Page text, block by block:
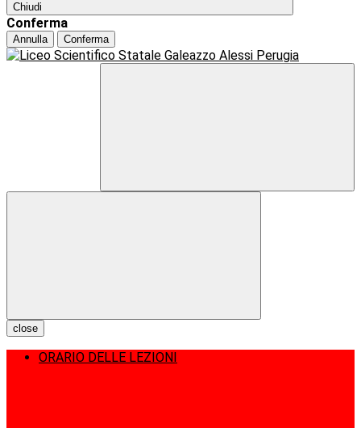
Chiudi
Conferma
Annulla Conferma
close
ORARIO DELLE LEZIONI